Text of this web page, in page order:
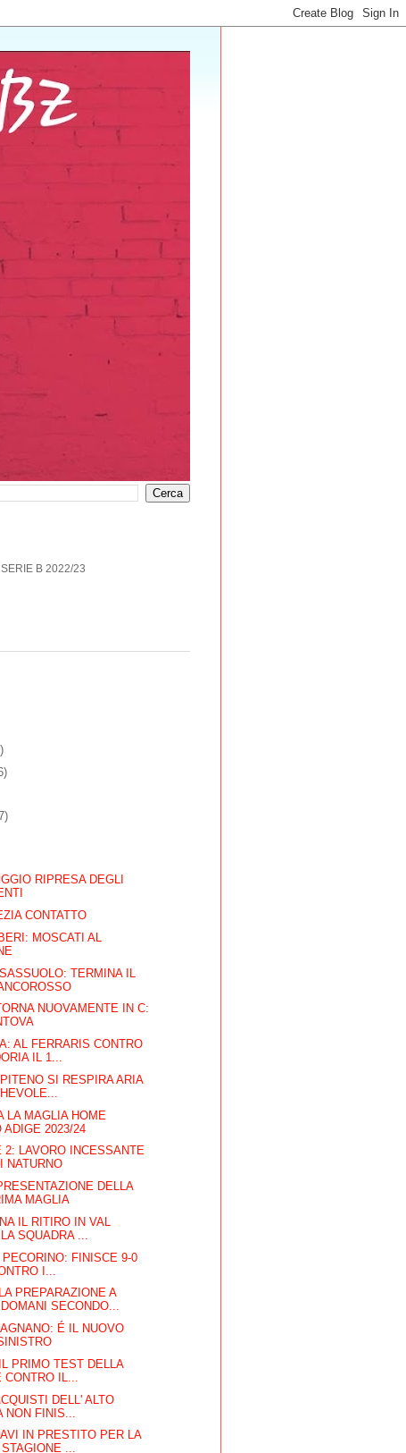
SERIE B 2022/23
RIPRESA DEGLI
CONTATTO
MOSCATI AL
TERMINA IL
NUOVAMENTE IN C:
AL FERRARIS CONTRO
IL 1...
SI RESPIRA ARIA
LA MAGLIA HOME
ADIGE 2023/24
2: LAVORO INCESSANTE
NATURNO
DELLA
MAGLIA
IL RITIRO IN VAL
SQUADRA ...
FINISCE 9-0
I...
PREPARAZIONE A
SECONDO...
É IL NUOVO
PRIMO TEST DELLA
IL...
DELL' ALTO
NON FINIS...
IN PRESTITO PER LA
...